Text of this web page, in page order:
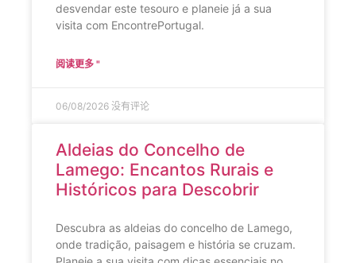
desvendar este tesouro e planeie já a sua
visita com EncontrePortugal.
阅读更多 "
06/08/2026 没有评论
Aldeias do Concelho de
Lamego: Encantos Rurais e
Históricos para Descobrir
Descubra as aldeias do concelho de Lamego,
onde tradição, paisagem e história se cruzam.